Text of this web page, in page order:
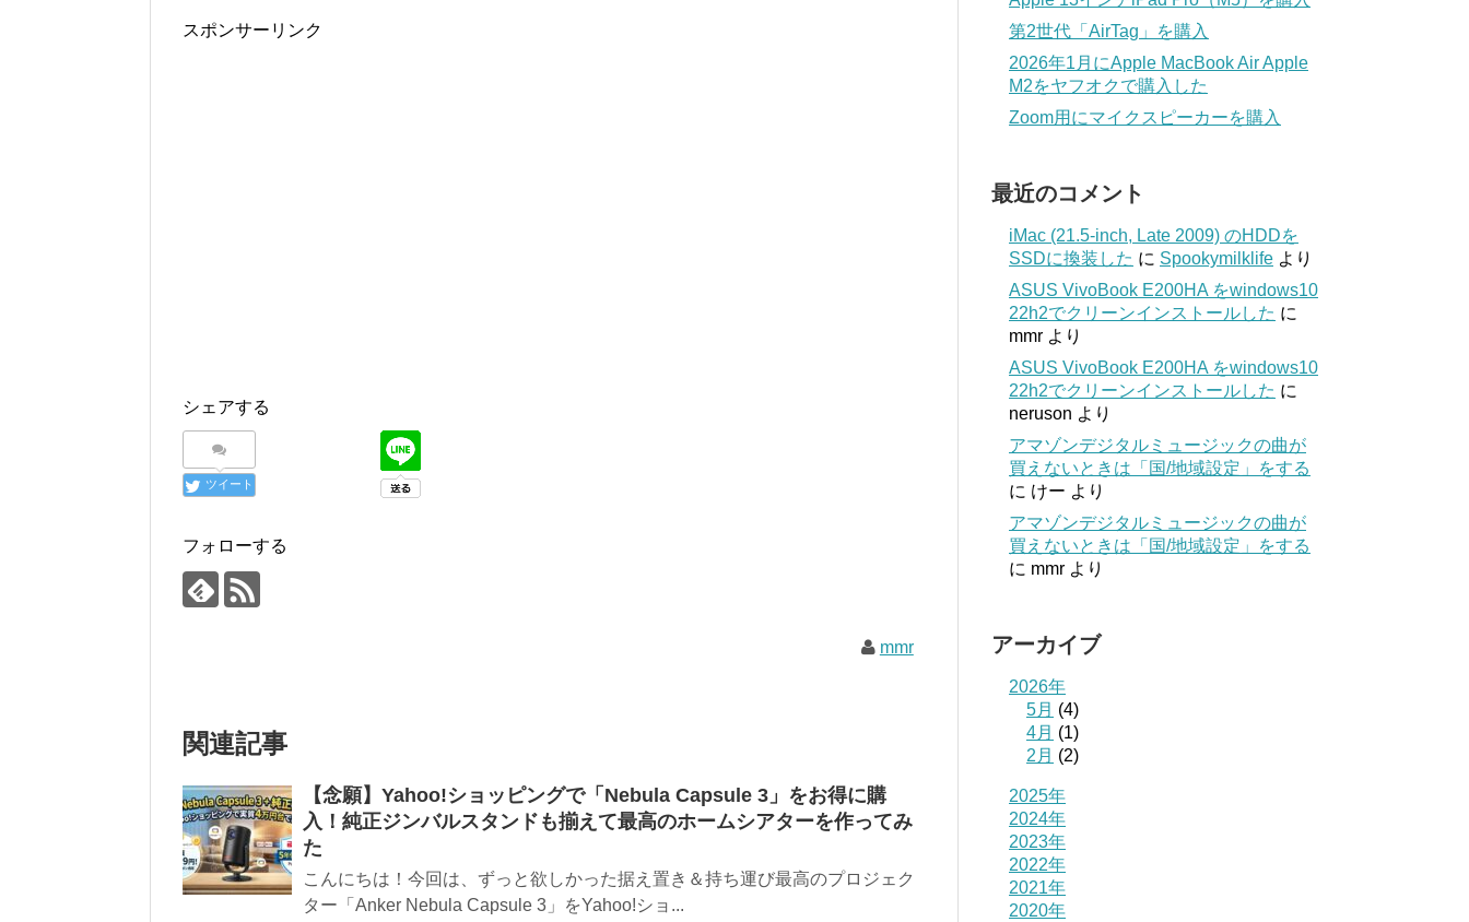
スポンサーリンク
シェアする
ツイート
フォローする
mmr
関連記事
【念願】Yahoo!ショッピングで「Nebula Capsule 3」をお得に購
入！純正ジンバルスタンドも揃えて最高のホームシアターを作ってみ
た
こんにちは！今回は、ずっと欲しかった据え置き＆持ち運び最高のプロジェク
ター「Anker Nebula Capsule 3」をYahoo!ショ...
第2世代「AirTag」を購入
2026年1月にApple MacBook Air Apple
M2をヤフオクで購入した
Zoom用にマイクスピーカーを購入
最近のコメント
iMac (21.5-inch, Late 2009) のHDDを
SSDに換装した に Spookymilklife より
ASUS VivoBook E200HA をwindows10
22h2でクリーンインストールした に
mmr より
ASUS VivoBook E200HA をwindows10
22h2でクリーンインストールした に
neruson より
アマゾンデジタルミュージックの曲が
買えないときは「国/地域設定」をする
に けー より
アマゾンデジタルミュージックの曲が
買えないときは「国/地域設定」をする
に mmr より
アーカイブ
2026年
5月 (4)
4月 (1)
2月 (2)
2025年
2024年
2023年
2022年
2021年
2020年